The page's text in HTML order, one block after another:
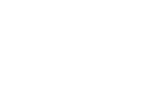
ISpanFormattable,